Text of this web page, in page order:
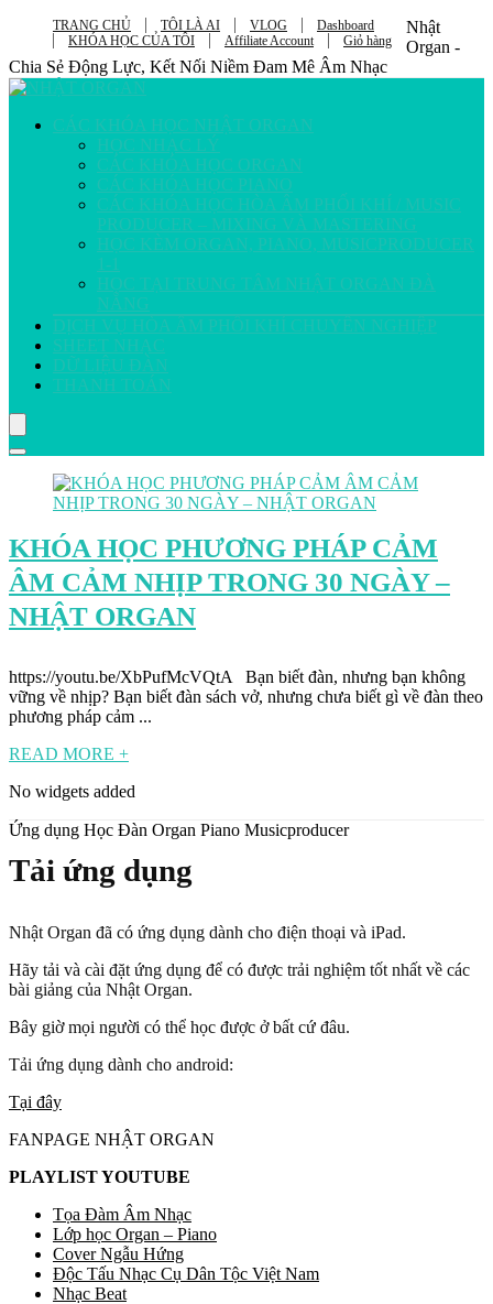
TRANG CHỦ TÔI LÀ AI VLOG
Dashboard
KHÓA HỌC CỦA TÔI
Affiliate Account Giỏ hàng
Nhật
Organ -
Chia Sẻ Động Lực, Kết Nối Niềm Đam Mê Âm Nhạc
CÁC KHÓA HỌC NHẬT ORGAN
HỌC NHẠC LÝ
CÁC KHÓA HỌC ORGAN
CÁC KHÓA HỌC PIANO
CÁC KHÓA HỌC HÒA ÂM PHỐI KHÍ / MUSIC
PRODUCER – MIXING VÀ MASTERING
HỌC KÈM ORGAN, PIANO, MUSICPRODUCER
1-1
HỌC TẠI TRUNG TÂM NHẬT ORGAN ĐÀ
NẴNG
DỊCH VỤ HÒA ÂM PHỐI KHÍ CHUYÊN NGHIỆP
SHEET NHẠC
DỮ LIỆU ĐÀN
THANH TOÁN
KHÓA HỌC PHƯƠNG PHÁP CẢM
ÂM CẢM NHỊP TRONG 30 NGÀY –
NHẬT ORGAN
https://youtu.be/XbPufMcVQtA Bạn biết đàn, nhưng bạn không
vững về nhịp? Bạn biết đàn sách vở, nhưng chưa biết gì về đàn theo
phương pháp cảm ...
READ MORE +
No widgets added
Ứng dụng Học Đàn Organ Piano Musicproducer
Tải ứng dụng
Nhật Organ đã có ứng dụng dành cho điện thoại và iPad.
Hãy tải và cài đặt ứng dụng để có được trải nghiệm tốt nhất về các
bài giảng của Nhật Organ.
Bây giờ mọi người có thể học được ở bất cứ đâu.
Tải ứng dụng dành cho android:
Tại đây
FANPAGE NHẬT ORGAN
PLAYLIST YOUTUBE
Tọa Đàm Âm Nhạc
Lớp học Organ – Piano
Cover Ngẫu Hứng
Độc Tấu Nhạc Cụ Dân Tộc Việt Nam
Nhạc Beat